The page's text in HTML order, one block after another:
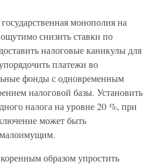
монополия на
снизить ставки по
налоговые каникулы для
платежи во
фонды с одновременным
налоговой базы. Установить
налога на уровне 20 %, при
может быть
малоимущим.
образом упростить